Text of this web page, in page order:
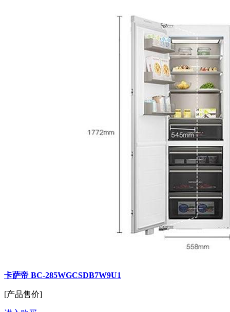
卡萨帝 BC-285WGCSDB7W9U1
[产品售价]